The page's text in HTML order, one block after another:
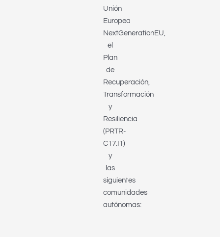
Unión
Europea
NextGenerationEU,
el
Plan
de
Recuperación,
Transformación
y
Resiliencia
(PRTR-
C17.I1)
y
las
siguientes
comunidades
autónomas: